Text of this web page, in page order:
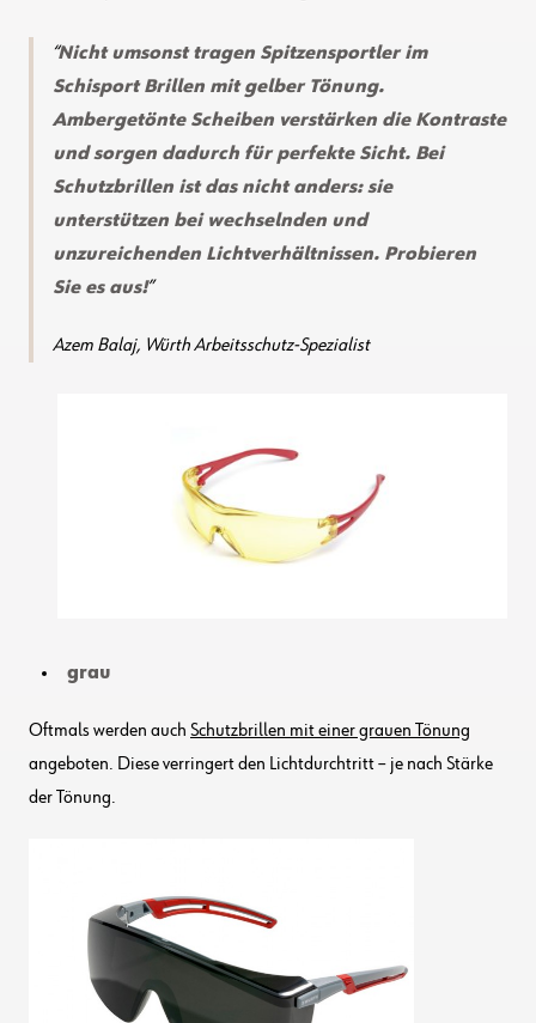
Nicht umsonst tragen Spitzensportler im
Schisport Brillen mit gelber Tönung.
Ambergetönte Scheiben verstärken die Kontraste
und sorgen dadurch für perfekte Sicht. Bei
Schutzbrillen ist das nicht anders: sie
unterstützen bei wechselnden und
unzureichenden Lichtverhältnissen. Probieren
Sie es aus!
Azem Balaj, Würth Arbeitsschutz-Spezialist
grau
Oftmals werden auch Schutzbrillen mit einer grauen Tönung
angeboten. Diese verringert den Lichtdurchtritt – je nach Stärke
der Tönung.